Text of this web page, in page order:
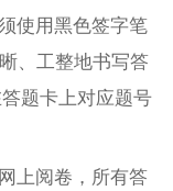
使用黑色签字笔
、工整地书写答
题卡上对应题号
上阅卷，所有答